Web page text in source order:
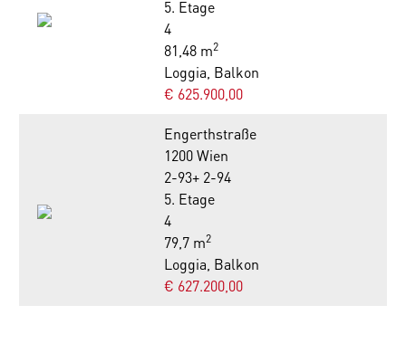
5. Etage
4
81,48 m2
Loggia, Balkon
€ 625.900,00
Engerthstraße
1200 Wien
2-93+ 2-94
5. Etage
4
79,7 m2
Loggia, Balkon
€ 627.200,00